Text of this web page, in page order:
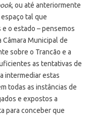
, ou até anteriormente
tal que
o estado – pensemos
Câmara Municipal de
sobre o Trancão e a
as tentativas de
intermediar estas
todas as instâncias de
e expostos a
para conceber que